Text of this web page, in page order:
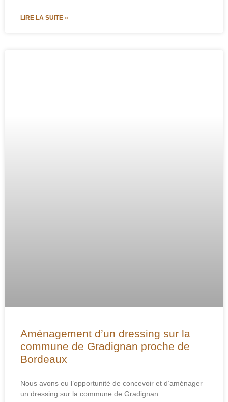
LIRE LA SUITE »
Aménagement d’un dressing sur la
commune de Gradignan proche de
Bordeaux
Nous avons eu l’opportunité de concevoir et d’aménager
un dressing sur la commune de Gradignan.